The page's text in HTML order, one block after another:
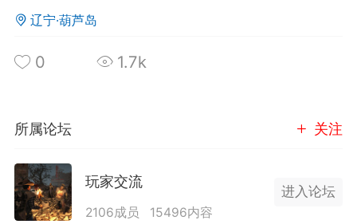
02-10 15:45
电脑端
卖挂
禁止发布联机可用的作弊模组，
作弊模组在联机服务器使用,为了维护游
模组的发布行为：1. *...
汉
辽宁·葫芦岛
0 1.7k
所属论坛 关注
玩家交流
2106成员 15496内容
进入论坛